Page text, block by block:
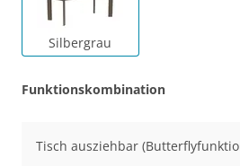
Silbergrau
Funktionskombination
Tisch ausziehbar